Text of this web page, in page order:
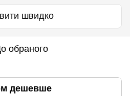
швидко
обраного
дешевше